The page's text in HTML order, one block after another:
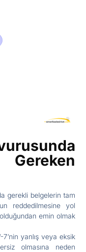
gerekli belgelerin tam
reddedilmesine yol
emin olmak
7’nin yanlış veya eksik
olmasına neden